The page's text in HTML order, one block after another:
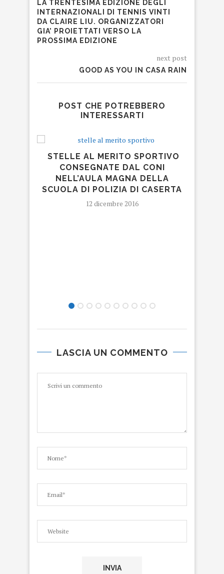
LA TRENTESIMA EDIZIONE DEGLI
INTERNAZIONALI DI TENNIS VINTI
DA CLAIRE LIU. ORGANIZZATORI
GIA’ PROIETTATI VERSO LA
PROSSIMA EDIZIONE
next post
GOOD AS YOU IN CASA RAIN
POST CHE POTREBBERO
INTERESSARTI
STELLE AL MERITO SPORTIVO
CONSEGNATE DAL CONI
NELL’AULA MAGNA DELLA
SCUOLA DI POLIZIA DI CASERTA
12 dicembre 2016
LASCIA UN COMMENTO